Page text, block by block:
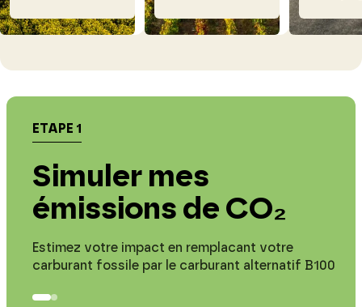
ETAPE 1
Simuler mes
émissions de CO₂
Estimez votre impact en remplacant votre
carburant fossile par le carburant alternatif B100